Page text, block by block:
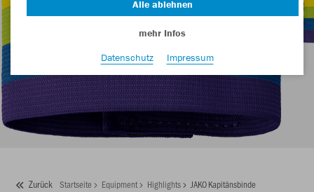
Zurück Startseite Equipment Highlights JAKO Kapitänsbinde
Alle ablehnen
mehr Infos
Datenschutz
Impressum